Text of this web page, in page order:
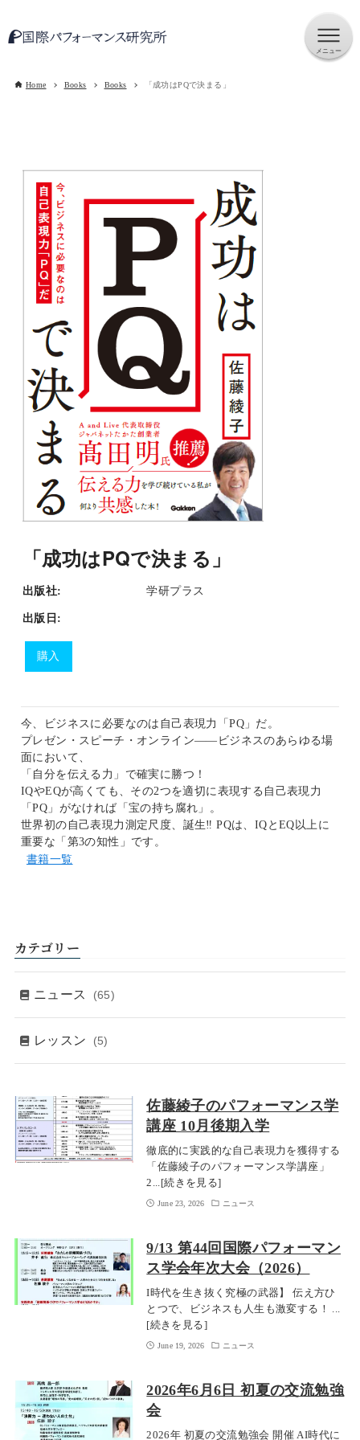
Home Books Books 「成功はPQで決まる」
「成功はPQで決まる」
出版社: 学研プラス
出版日:
購入
今、ビジネスに必要なのは自己表現力「PQ」だ。
プレゼン・スピーチ・オンライン――ビジネスのあらゆる場
面において、
「自分を伝える力」で確実に勝つ！
IQやEQが高くても、その2つを適切に表現する自己表現力
「PQ」がなければ「宝の持ち腐れ」。
世界初の自己表現力測定尺度、誕生‼PQは、IQとEQ以上に
重要な「第3の知性」です。
書籍一覧
カテゴリー
ニュース (65)
レッスン (5)
佐藤綾子のパフォーマンス学
講座 10月後期入学
徹底的に実践的な自己表現力を獲得する
「佐藤綾子のパフォーマンス学講座」
2...[続きを見る]
June 23, 2026 ニュース
9/13 第44回国際パフォーマン
ス学会年次大会（2026）
I時代を生き抜く究極の武器】 伝え方ひ
とつで、ビジネスも人生も激変する！ ...
[続きを見る]
June 19, 2026 ニュース
2026年6月6日 初夏の交流勉強
会
2026年 初夏の交流勉強会 開催 AI時代に